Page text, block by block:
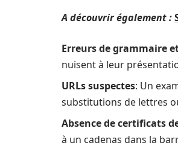
A découvrir également :
Erreurs de grammaire
nuisent à leur
URLs suspectes: Un
substitutions de lettres
Absence de certificats
à un cadenas dans la